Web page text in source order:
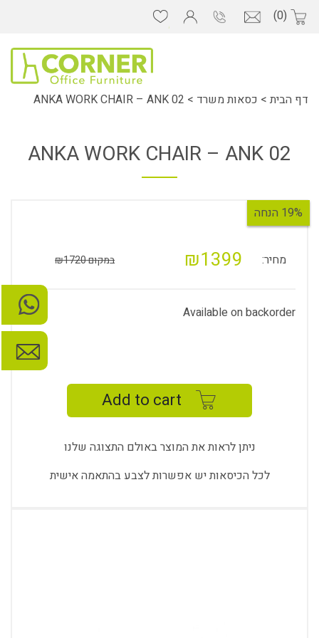
(0)
דף הבית > כסאות משרד >
ANKA WORK CHAIR – ANK 02
ANKA WORK CHAIR – ANK 02
19% הנחה
מחיר: ₪1399 במקום ₪1720
Available on backorder
Add to cart
ניתן לראות את המוצר באולם התצוגה שלנו
לכל הכיסאות יש אפשרות לצבע בהתאמה אישית